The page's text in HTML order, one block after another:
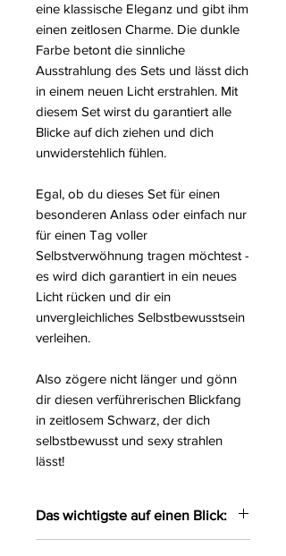
eine klassische Eleganz und gibt ihm
einen zeitlosen Charme. Die dunkle
Farbe betont die sinnliche
Ausstrahlung des Sets und lässt dich
in einem neuen Licht erstrahlen. Mit
diesem Set wirst du garantiert alle
Blicke auf dich ziehen und dich
unwiderstehlich fühlen.
Egal, ob du dieses Set für einen
besonderen Anlass oder einfach nur
für einen Tag voller
Selbstverwöhnung tragen möchtest -
es wird dich garantiert in ein neues
Licht rücken und dir ein
unvergleichliches Selbstbewusstsein
verleihen.
Also zögere nicht länger und gönn
dir diesen verführerischen Blickfang
in zeitlosem Schwarz, der dich
selbstbewusst und sexy strahlen
lässt!
Das wichtigste auf einen Blick: